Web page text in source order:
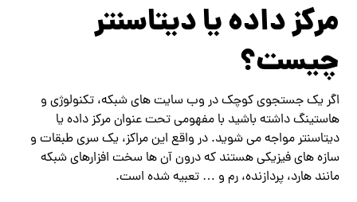
مرکز داده یا دیتاسنتر
چیست؟
اگر یک جستجوی کوچک در وب سایت های شبکه، تکنولوژی و
هاستینگ داشته باشید با مفهومی تحت عنوان مرکز داده یا
دیتاسنتر مواجه می شوید. در واقع این مراکز، یک سری طبقات و
سازه های فیزیکی هستند که درون آن ها سخت افزارهای شبکه
مانند هارد، پردازنده، رم و … تعبیه شده است.